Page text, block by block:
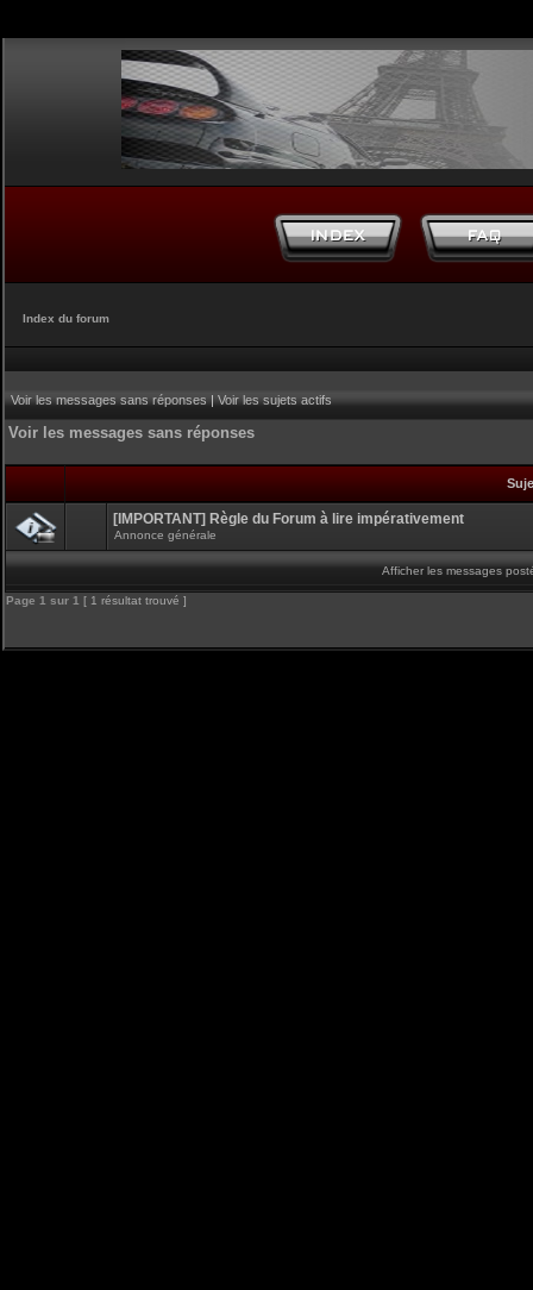
Index du forum
Voir les messages sans réponses|Voir les sujets actifs
Voir les messages sans réponses
[IMPORTANT] Règle du Forum à lire impérativement
Annonce générale
Afficher les messages
Page 1 sur 1 [ 1 résultat trouvé ]